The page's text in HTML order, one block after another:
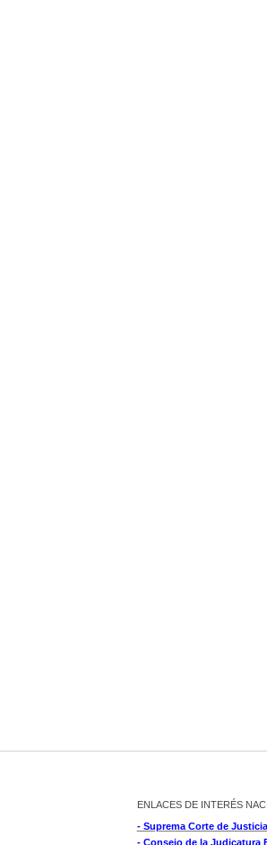
ENLACES DE INTERÉS
- Suprema Corte de
- Consejo de la Judicatura